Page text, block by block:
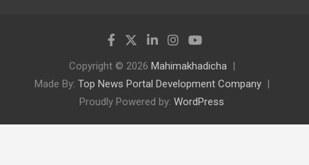
Copyright © 2026 Mahimakhadicha
Made By: Top News Portal Development Company
Proudly Powered by: WordPress